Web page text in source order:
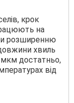
крок
на
розширенню
хвиль
мкм достатньо,
від